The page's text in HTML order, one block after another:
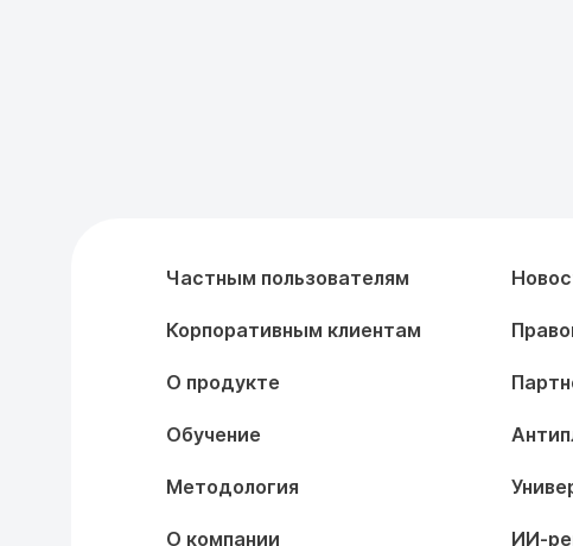
Частным пользователям
Корпоративным клиентам
О продукте
Обучение
Методология
О компании ИИ-